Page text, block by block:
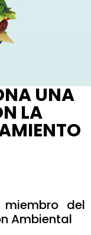
UNA
LA
del
Ambiental